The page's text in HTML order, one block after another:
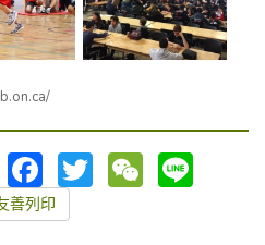
分
FacebookTwitter WeChat
善列印